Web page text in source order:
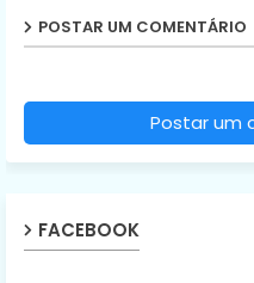
POSTAR UM COMENTÁRIO
Postar um
FACEBOOK